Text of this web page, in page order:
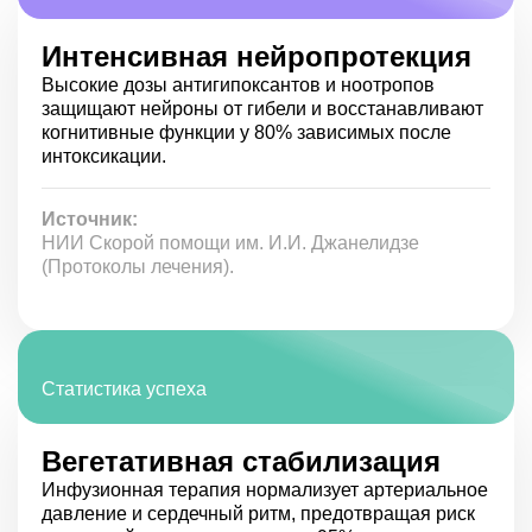
Этапы терапии спайсовой
наркомании
Эффективное лечение зависимости от спайса требует
комплексного и многоэтапного подхода. Существует
несколько ключевых этапов, каждый из которых имеет
свои задачи и методы:
Первоначальная диагностика — на этом этапе
проводится полное медицинское обследование,
включая анализы и инструментальные
симптоматическое лечение. Обычно это
наблюдения.
Медикаментозная терапия — подбор и прием
медикаментов, направленных на стабилизацию
физического и психоэмоционального состояния
пациента.
Интенсивная нейропротекция
Высокие дозы антигипоксантов и ноотропов
защищают нейроны от гибели и восстанавливают
когнитивные функции у 80% зависимых после
интоксикации.
Источник:
НИИ Скорой помощи им. И.И. Джанелидзе
(Протоколы лечения).
Статистика успеха
Вегетативная стабилизация
Инфузионная терапия нормализует артериальное
давление и сердечный ритм, предотвращая риск